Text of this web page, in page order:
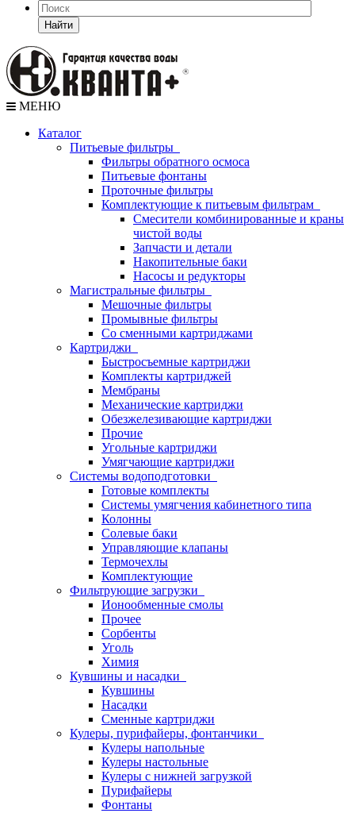
Найти
МЕНЮ
Каталог
Питьевые фильтры
Фильтры обратного осмоса
Питьевые фонтаны
Проточные фильтры
Комплектующие к питьевым фильтрам
Смесители комбинированные и краны
чистой воды
Запчасти и детали
Накопительные баки
Насосы и редукторы
Магистральные фильтры
Мешочные фильтры
Промывные фильтры
Со сменными картриджами
Картриджи
Быстросъемные картриджи
Комплекты картриджей
Мембраны
Механические картриджи
Обезжелезивающие картриджи
Прочие
Угольные картриджи
Умягчающие картриджи
Системы водоподготовки
Готовые комплекты
Системы умягчения кабинетного типа
Колонны
Солевые баки
Управляющие клапаны
Термочехлы
Комплектующие
Фильтрующие загрузки
Ионообменные смолы
Прочее
Сорбенты
Уголь
Химия
Кувшины и насадки
Кувшины
Насадки
Сменные картриджи
Кулеры, пурифайеры, фонтанчики
Кулеры напольные
Кулеры настольные
Кулеры с нижней загрузкой
Пурифайеры
Фонтаны